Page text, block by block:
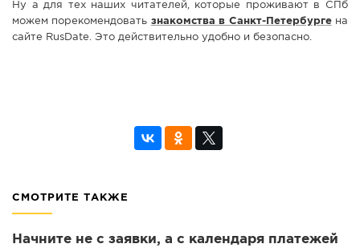
Ну а для тех наших читателей, которые проживают в СПб
можем порекомендовать знакомства в Санкт-Петербургена
сайте RusDate. Это действительно удобно и безопасно.
СМОТРИТЕ ТАКЖЕ
Начните не с заявки, а с календаря платежей